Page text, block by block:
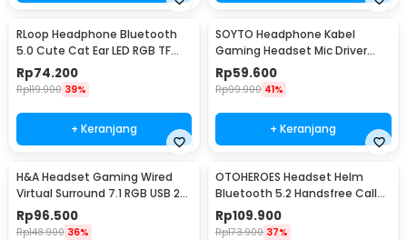
RLoop Headphone Bluetooth
5.0 Cute Cat Ear LED RGB TF
Port 400mAh - LX-B39A
Rp74.200
Rp119.900 39%
+ Keranjang
SOYTO Headphone Kabel
Gaming Headset Mic Driver
40mm Jack 3.5mm - GM003
Rp59.600
Rp99.900 41%
+ Keranjang
H&A Headset Gaming Wired
Virtual Surround 7.1 RGB USB 2
Jack 3.5 mm - G58
Rp96.500
Rp148.900 36%
OTOHEROES Headset Helm
Bluetooth 5.2 Handsfree Call
Music IPX6 500mAh - BT-12
Rp109.900
Rp173.900 37%